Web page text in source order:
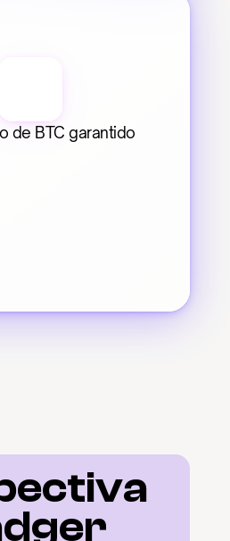
de BTC garantido